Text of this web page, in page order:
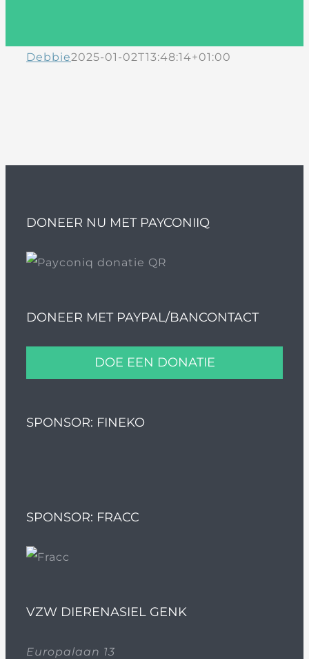
Debbie2025-01-02T13:48:14+01:00
DONEER NU MET PAYCONIIQ
DONEER MET PAYPAL/BANCONTACT
DOE EEN DONATIE
SPONSOR: FINEKO
SPONSOR: FRACC
VZW DIERENASIEL GENK
Europalaan 13